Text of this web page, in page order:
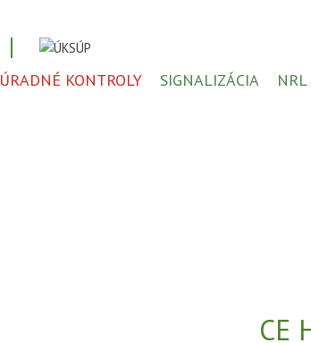
ÚRADNÉ KONTROLY SIGNALIZÁCIA NRL
CE